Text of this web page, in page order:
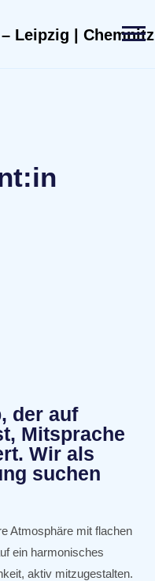
der auf
Mitsprache
Wir als
suchen
Atmosphäre mit flachen
ein harmonisches
aktiv mitzugestalten.